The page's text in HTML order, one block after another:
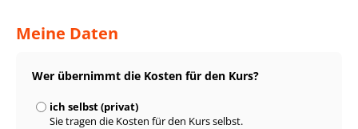
Meine Daten
Wer übernimmt die Kosten für den Kurs?
ich selbst (privat)
Sie tragen die Kosten für den Kurs selbst.